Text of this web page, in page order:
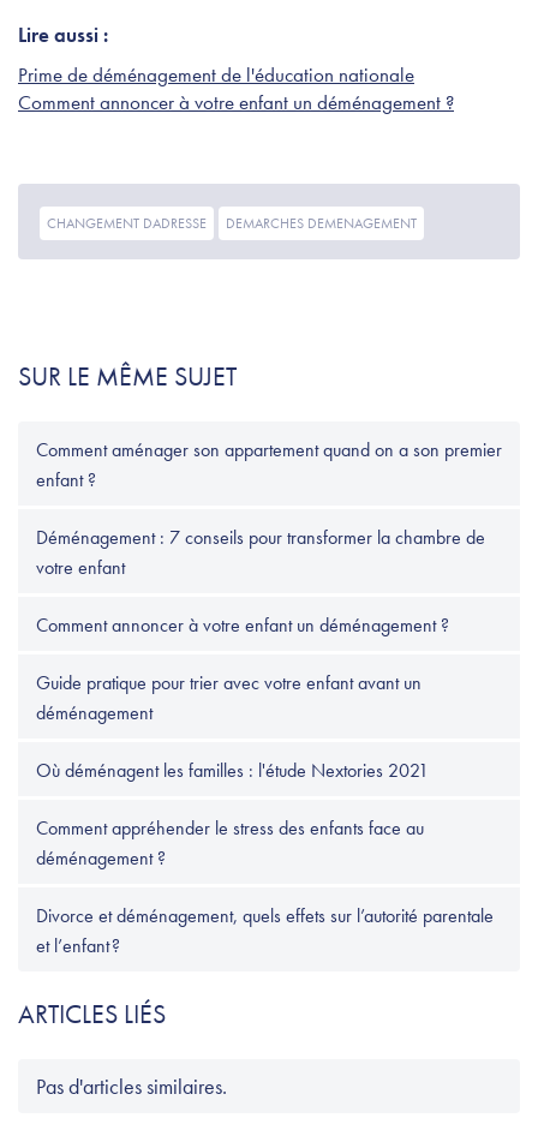
Lire aussi :
Prime de déménagement de l'éducation nationale
Comment annoncer à votre enfant un déménagement ?
CHANGEMENT DADRESSE DEMARCHES DEMENAGEMENT
SUR LE MÊME SUJET
Comment aménager son appartement quand on a son premier
enfant ?
Déménagement : 7 conseils pour transformer la chambre de
votre enfant
Comment annoncer à votre enfant un déménagement ?
Guide pratique pour trier avec votre enfant avant un
déménagement
Où déménagent les familles : l'étude Nextories 2021
Comment appréhender le stress des enfants face au
déménagement ?
Divorce et déménagement, quels effets sur l’autorité parentale
et l’enfant ?
ARTICLES LIÉS
Pas d'articles similaires.